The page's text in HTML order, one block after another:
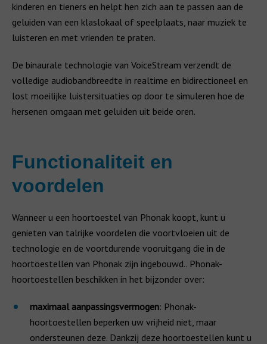
kinderen en tieners en helpt hen zich aan te passen aan de
geluiden van een klaslokaal of speelplaats, naar muziek te
luisteren en met vrienden te praten.
De binaurale technologie van VoiceStream verzendt de
volledige audiobandbreedte in realtime en bidirectioneel en
lost moeilijke luistersituaties op door te simuleren hoe de
hersenen omgaan met geluiden uit beide oren.
Functionaliteit en
voordelen
Wanneer u een hoortoestel van Phonak koopt, kunt u
genieten van talrijke voordelen die voortvloeien uit de
technologie en de voortdurende vooruitgang die in de
hoortoestellen van Phonak zijn ingebouwd.. Phonak-
hoortoestellen beschikken in het bijzonder over:
maximaal aanpassingsvermogen: Phonak-
hoortoestellen beperken uw vrijheid niet, maar
ondersteunen deze. Dankzij deze hoortoestellen kunt u